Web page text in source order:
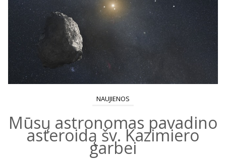
NAUJIENOS
Mūsų astronomas pavadino
asteroidą šv. Kazimiero
garbei